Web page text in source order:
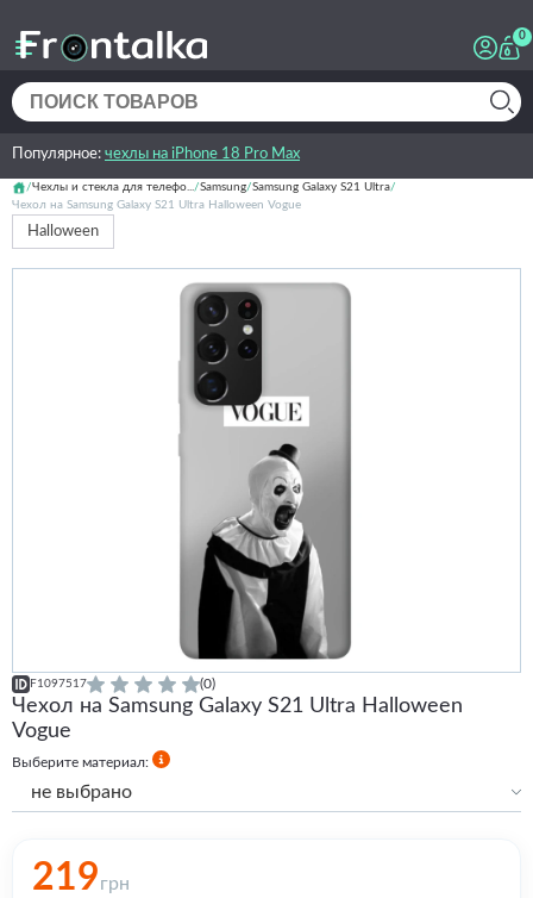
0
Популярное: чехлы на iPhone 18 Pro Max
Чехлы и стекла для телефо... Samsung Samsung Galaxy S21 Ultra
Чехол на Samsung Galaxy S21 Ultra Halloween Vogue
Halloween
F1097517 (0)
Чехол на Samsung Galaxy S21 Ultra Halloween
Vogue
Выберите материал:
не выбрано
Силиконовый с бортами
219грн